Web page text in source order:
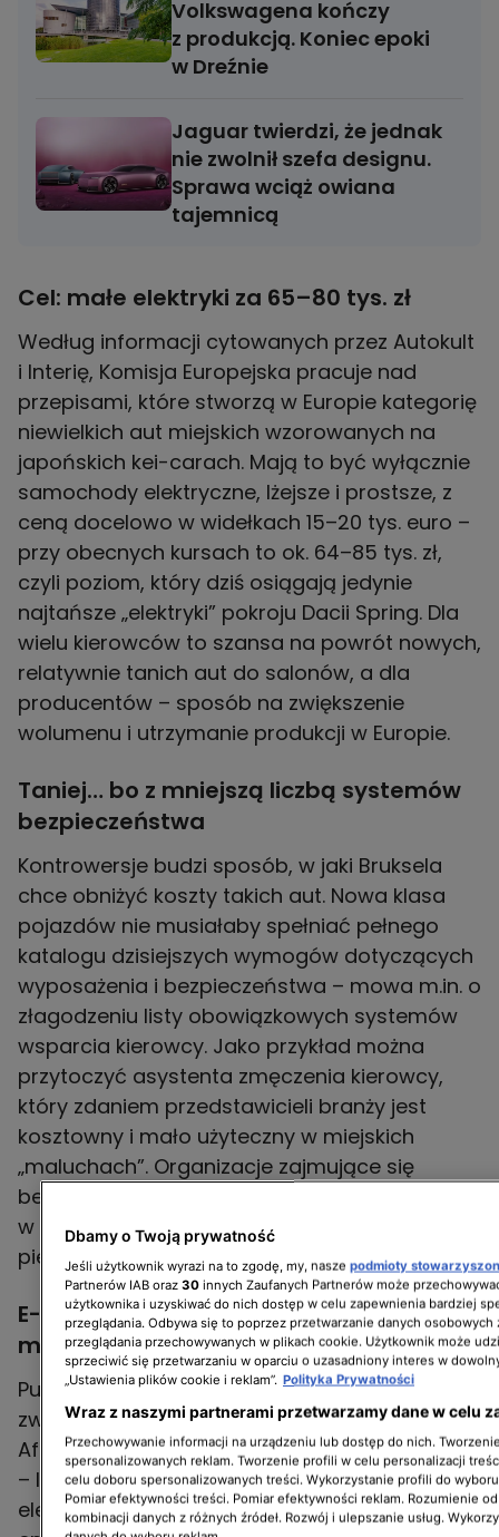
Volkswagena kończy
z produkcją. Koniec epoki
w Dreźnie
Jaguar twierdzi, że jednak
nie zwolnił szefa designu.
Sprawa wciąż owiana
tajemnicą
Cel: małe elektryki za 65–80 tys. zł
Według informacji cytowanych przez Autokult
i Interię, Komisja Europejska pracuje nad
przepisami, które stworzą w Europie kategorię
niewielkich aut miejskich wzorowanych na
japońskich kei-carach. Mają to być wyłącznie
samochody elektryczne, lżejsze i prostsze, z
ceną docelowo w widełkach 15–20 tys. euro –
przy obecnych kursach to ok. 64–85 tys. zł,
czyli poziom, który dziś osiągają jedynie
najtańsze „elektryki” pokroju Dacii Spring. Dla
wielu kierowców to szansa na powrót nowych,
relatywnie tanich aut do salonów, a dla
producentów – sposób na zwiększenie
Taniej… bo z mniejszą liczbą systemów
bezpieczeństwa
Kontrowersje budzi sposób, w jaki Bruksela
chce obniżyć koszty takich aut. Nowa klasa
pojazdów nie musiałaby spełniać pełnego
katalogu dzisiejszych wymogów dotyczących
wyposażenia i bezpieczeństwa – mowa m.in. o
złagodzeniu listy obowiązkowych systemów
wsparcia kierowcy. Jako przykład można
przytoczyć asystenta zmęczenia kierowcy,
który zdaniem przedstawicieli branży jest
kosztowny i mało użyteczny w miejskich
„maluchach”. Organizacje zajmujące się
bezpieczeństwem ostrzegają jednak, że cięcia
w tej sferze mogą odbić się na ochronie
E-cars i zasada 3E – nowa filozofia
małych aut
Publicyści związani z elektromobilnością
zwracają uwagę, że inicjatywa Small
Affordable Cars łączy się z koncepcją E-cars
– lekkich, lokalnie produkowanych aut
elektrycznych definiowanych przez zasadę 3E:
Dbamy o Twoją prywatność
Jeśli użytkownik wyrazi na to zgodę, my, nasze podmioty
Partnerów IAB oraz 30 innych Zaufanych Partnerów może
użytkownika i uzyskiwać do nich dostęp w celu zapewnienia bardziej
przeglądania. Odbywa się to poprzez przetwarzanie danych osobowych
przeglądania przechowywanych w plikach cookie. Użytkownik może
sprzeciwić się przetwarzaniu w oparciu o uzasadniony interes w
„Ustawienia plików cookie i reklam”. Polityka Prywatności
Wraz z naszymi partnerami przetwarzamy dane w celu
Przechowywanie informacji na urządzeniu lub dostęp do nich.
spersonalizowanych reklam. Tworzenie profili w celu personalizacji
celu doboru spersonalizowanych treści. Wykorzystanie profili do
Pomiar efektywności treści. Pomiar efektywności reklam. Rozumienie
kombinacji danych z różnych źródeł. Rozwój i ulepszanie usług.